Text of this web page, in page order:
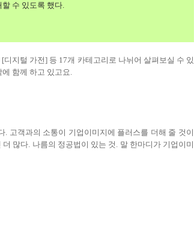
수 있도록 했다.
[디지털 가전] 등 17개 카테고리로 나뉘어 살펴보실 수 있
함께 하고 있고요.
. 고객과의 소통이 기업이미지에 플러스를 더해 줄 것이
더 많다. 나름의 정공법이 있는 것 . 말 한마디가 기업이미